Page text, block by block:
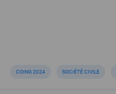
COING 2024 SOCIÉTÉ CIVILE